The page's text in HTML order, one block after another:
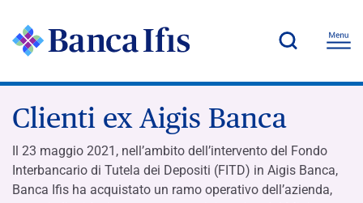
Clienti ex Aigis Banca
Il 23 maggio 2021, nell’ambito dell’intervento del Fondo
Interbancario di Tutela dei Depositi (FITD) in Aigis Banca,
Banca Ifis ha acquistato un ramo operativo dell’azienda,